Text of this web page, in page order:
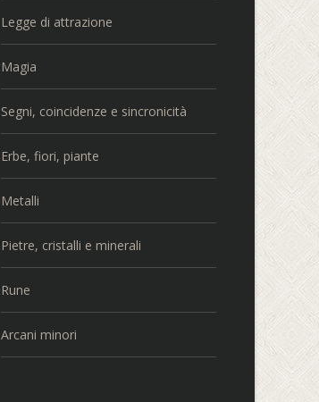
Legge di attrazione
Magia
Segni, coincidenze e sincronicità
Erbe, fiori, piante
Metalli
Pietre, cristalli e minerali
Rune
Arcani minori